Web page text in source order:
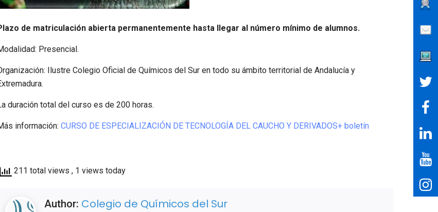
de matriculación abierta permanentemente hasta llegar al número mínimo de alumnos.
Presencial.
Ilustre Colegio Oficial de Químicos del Sur en todo su ámbito territorial de Andalucía y
duración total del curso es de 200 horas.
información: CURSO DE ESPECIALIZACIÓN DE TECNOLOGÍA DEL CAUCHO Y DERIVADOS+ boletín
211 total views , 1 views today
Author: Colegio de Químicos del Sur